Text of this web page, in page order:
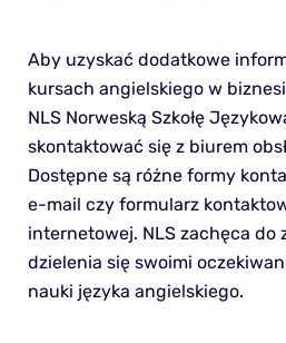
Aby uzyskać dodatkowe
kursach angielskiego w
NLS Norweską Szkołę
skontaktować się z biurem
Dostępne są różne formy
e-mail czy formularz
internetowej. NLS zachęca do
dzielenia się swoimi
nauki języka angielskiego.